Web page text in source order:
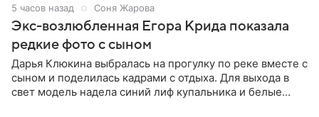
5 часов назад Соня Жарова
Экс-возлюбленная Егора Крида показала
редкие фото с сыном
Дарья Клюкина выбралась на прогулку по реке вместе с
сыном и поделилась кадрами с отдыха. Для выхода в
свет модель надела синий лиф купальника и белые